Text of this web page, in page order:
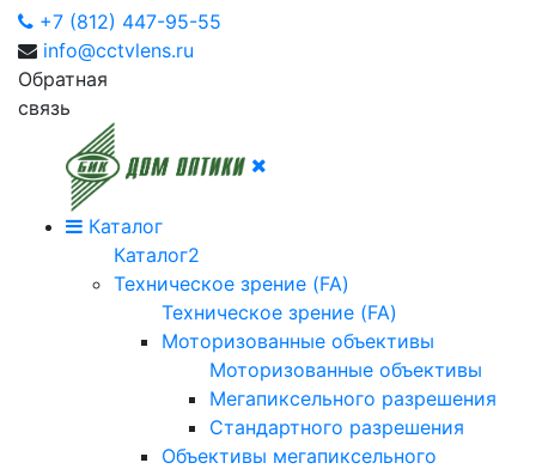
+7 (812) 447-95-55
info@cctvlens.ru
Обратная
связь
Каталог
Каталог2
Техническое зрение (FA)
Техническое зрение (FA)
Моторизованные объективы
Моторизованные объективы
Мегапиксельного разрешения
Стандартного разрешения
Объективы мегапиксельного